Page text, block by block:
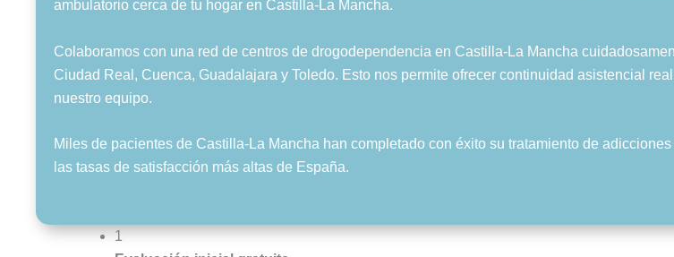
ambulatorio cerca de tu hogar en Castilla-La Mancha.
Colaboramos con una red de centros de drogodependencia en Castilla-La Mancha
Ciudad Real, Cuenca, Guadalajara y Toledo. Esto nos permite ofrecer continuidad asistencial
nuestro equipo.
Miles de pacientes de Castilla-La Mancha han completado con éxito su tratamiento de
las tasas de satisfacción más altas de España.
1